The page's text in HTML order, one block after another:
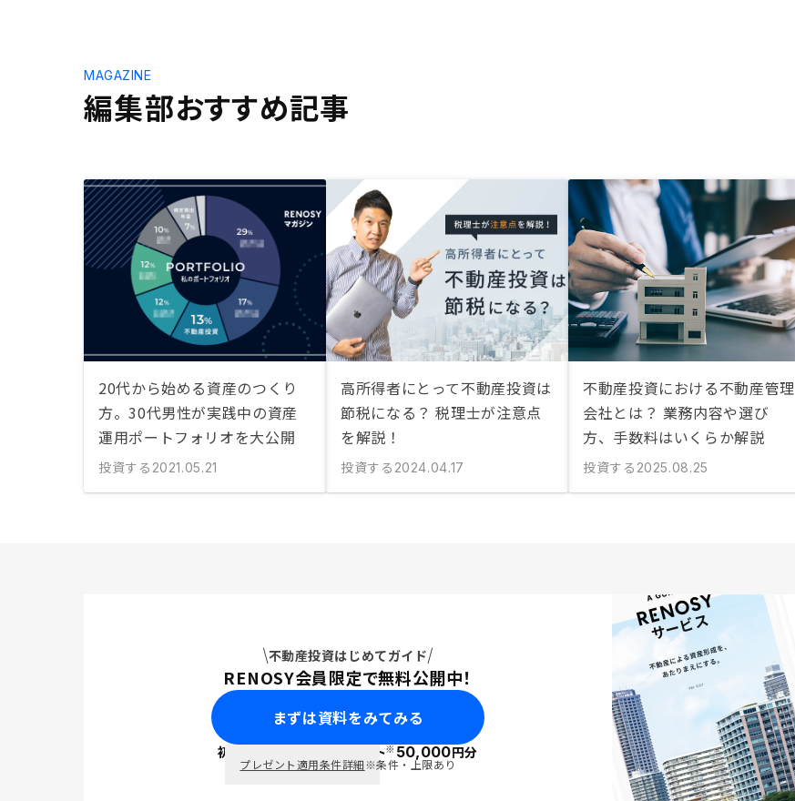
編集部おすすめ記事
MAGAZINE
20代から始める資産のつくり
方。30代男性が実践中の資産
運用ポートフォリオを大公開
投資する 2021.05.21
高所得者にとって不動産投資は
節税になる？ 税理士が注意点
を解説！
投資する 2024.04.17
不動産投資における不動産管理
会社とは？ 業務内容や選び
方、手数料はいくらか解説
投資する 2025.08.25
不動産投資はじめてガイド
RENOSY会員限定で無料公開中！
まずは資料をみてみる
初回面談で ポイント※50,000円分
プレゼント適用条件詳細※条件・上限あり